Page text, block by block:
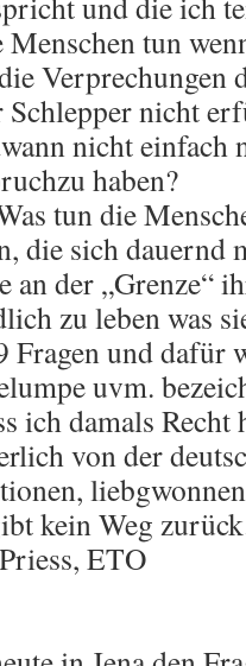
tun
Verprechungen
Schlepper nicht
nicht einfach
haben?
tun die
die sich
an der „Grenze“
zu leben was
Fragen und dafür
uvm.
ich damals
von der
kein Weg
ETO